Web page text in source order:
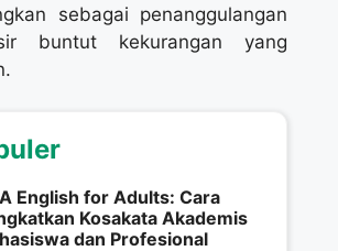
sebagai penanggulangan
buntut kekurangan yang
English for Adults: Cara
Kosakata Akademis
dan Profesional